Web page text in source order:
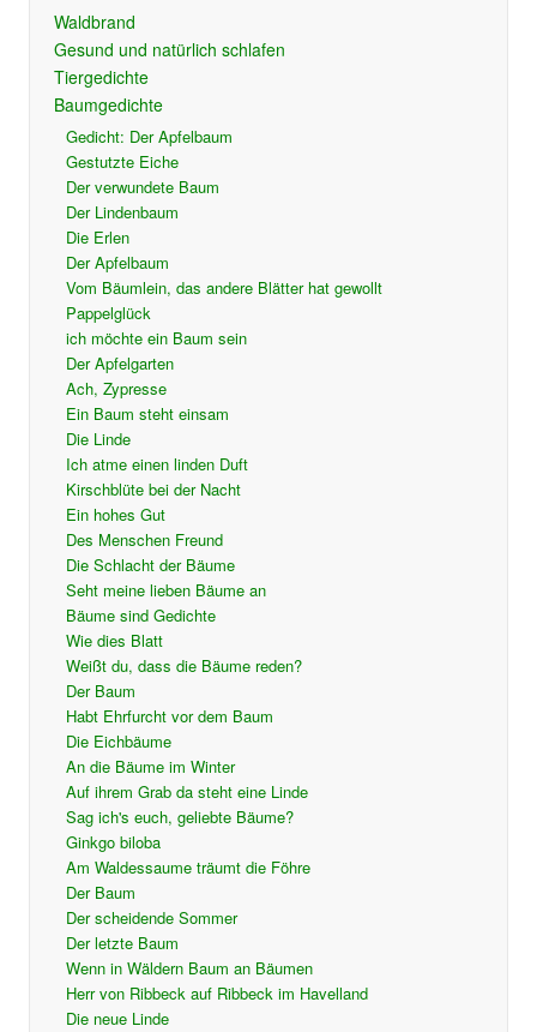
Waldbrand
Gesund und natürlich schlafen
Tiergedichte
Baumgedichte
Gedicht: Der Apfelbaum
Gestutzte Eiche
Der verwundete Baum
Der Lindenbaum
Die Erlen
Der Apfelbaum
Vom Bäumlein, das andere Blätter hat gewollt
Pappelglück
ich möchte ein Baum sein
Der Apfelgarten
Ach, Zypresse
Ein Baum steht einsam
Die Linde
Ich atme einen linden Duft
Kirschblüte bei der Nacht
Ein hohes Gut
Des Menschen Freund
Die Schlacht der Bäume
Seht meine lieben Bäume an
Bäume sind Gedichte
Wie dies Blatt
Weißt du, dass die Bäume reden?
Der Baum
Habt Ehrfurcht vor dem Baum
Die Eichbäume
An die Bäume im Winter
Auf ihrem Grab da steht eine Linde
Sag ich's euch, geliebte Bäume?
Ginkgo biloba
Am Waldessaume träumt die Föhre
Der Baum
Der scheidende Sommer
Der letzte Baum
Wenn in Wäldern Baum an Bäumen
Herr von Ribbeck auf Ribbeck im Havelland
Die neue Linde